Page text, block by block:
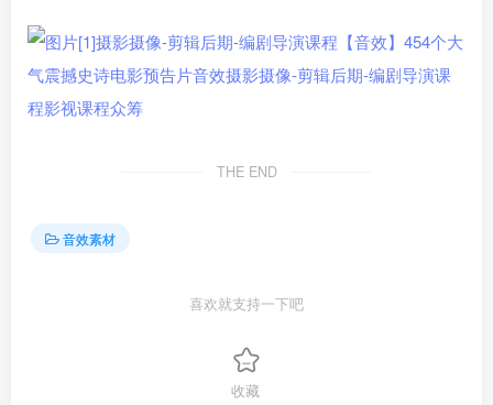
THE END
音效素材
喜欢就支持一下吧
收藏